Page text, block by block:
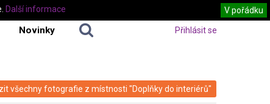
Novinky Přihlásit se
všechny fotografie z místnosti "Doplňky do interiérů"
V pořádku
Další informace